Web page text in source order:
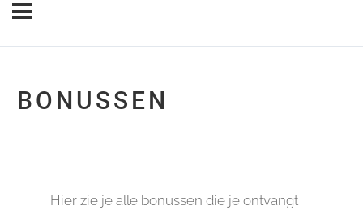
BONUSSEN
Hier zie je alle bonussen die je ontvangt